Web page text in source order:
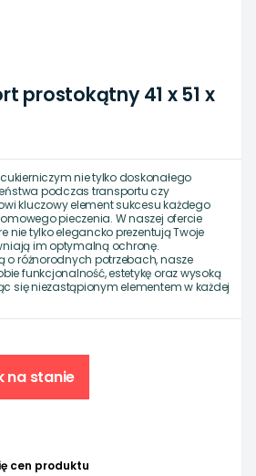
prostokątny 41 x 51 x
nie tylko doskonałego
podczas transportu czy
kluczowy element sukcesu każdego
pieczenia. W naszej ofercie
nie tylko elegancko prezentują Twoje
im optymalną ochronę.
o różnorodnych potrzebach, nasze
funkcjonalność, estetykę oraz wysoką
się niezastąpionym elementem w każdej
na stanie
cen produktu